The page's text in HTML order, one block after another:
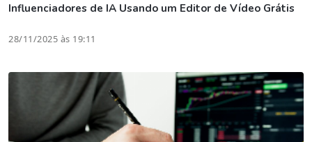
Influenciadores de IA Usando um Editor de Vídeo Grátis
28/11/2025 às 19:11